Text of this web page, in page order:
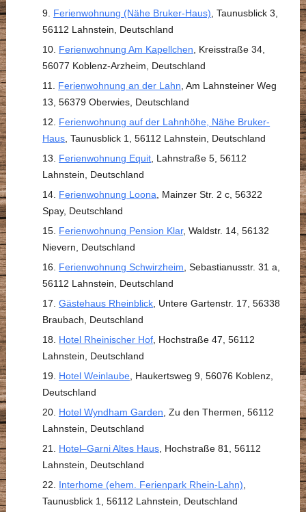
Ferienwohnung (Nähe Bruker-Haus), Taunusblick 3,
56112 Lahnstein, Deutschland
Ferienwohnung Am Kapellchen, Kreisstraße 34,
56077 Koblenz-Arzheim, Deutschland
Ferienwohnung an der Lahn, Am Lahnsteiner Weg
13, 56379 Oberwies, Deutschland
Ferienwohnung auf der Lahnhöhe, Nähe Bruker-
Haus, Taunusblick 1, 56112 Lahnstein, Deutschland
Ferienwohnung Equit, Lahnstraße 5, 56112
Lahnstein, Deutschland
Ferienwohnung Loona, Mainzer Str. 2 c, 56322
Spay, Deutschland
Ferienwohnung Pension Klar, Waldstr. 14, 56132
Nievern, Deutschland
Ferienwohnung Schwirzheim, Sebastianusstr. 31 a,
56112 Lahnstein, Deutschland
Gästehaus Rheinblick, Untere Gartenstr. 17, 56338
Braubach, Deutschland
Hotel Rheinischer Hof, Hochstraße 47, 56112
Lahnstein, Deutschland
Hotel Weinlaube, Haukertsweg 9, 56076 Koblenz,
Deutschland
Hotel Wyndham Garden, Zu den Thermen, 56112
Lahnstein, Deutschland
Hotel–Garni Altes Haus, Hochstraße 81, 56112
Lahnstein, Deutschland
Interhome (ehem. Ferienpark Rhein-Lahn),
Taunusblick 1, 56112 Lahnstein, Deutschland